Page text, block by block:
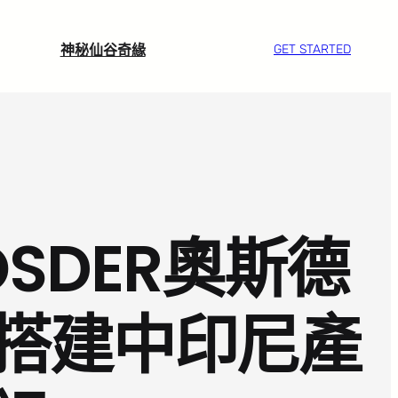
神秘仙谷奇緣 GET STARTED
奧斯德
建中印尼產